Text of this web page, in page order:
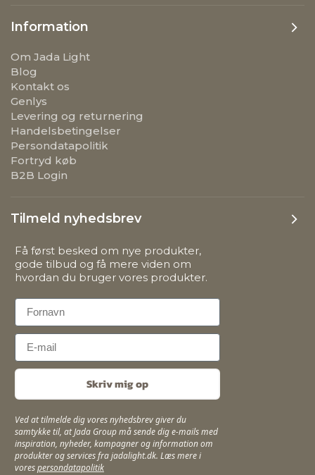
Information
Om Jada Light
Blog
Kontakt os
Genlys
Levering og returnering
Handelsbetingelser
Persondatapolitik
Fortryd køb
B2B Login
Tilmeld nyhedsbrev
Få først besked om nye produkter,
gode tilbud og få mere viden om
hvordan du bruger vores produkter.
First Name
Email
Skriv mig op
Ved at tilmelde dig vores nyhedsbrev giver du
samtykke til, at Jada Group må sende dig e-mails med
inspiration, nyheder, kampagner og information om
produkter og services fra jadalight.dk. Læs mere i
vorespersondatapolitik